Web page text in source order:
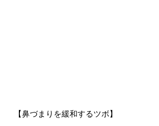
【鼻づまりを緩和するツボ】